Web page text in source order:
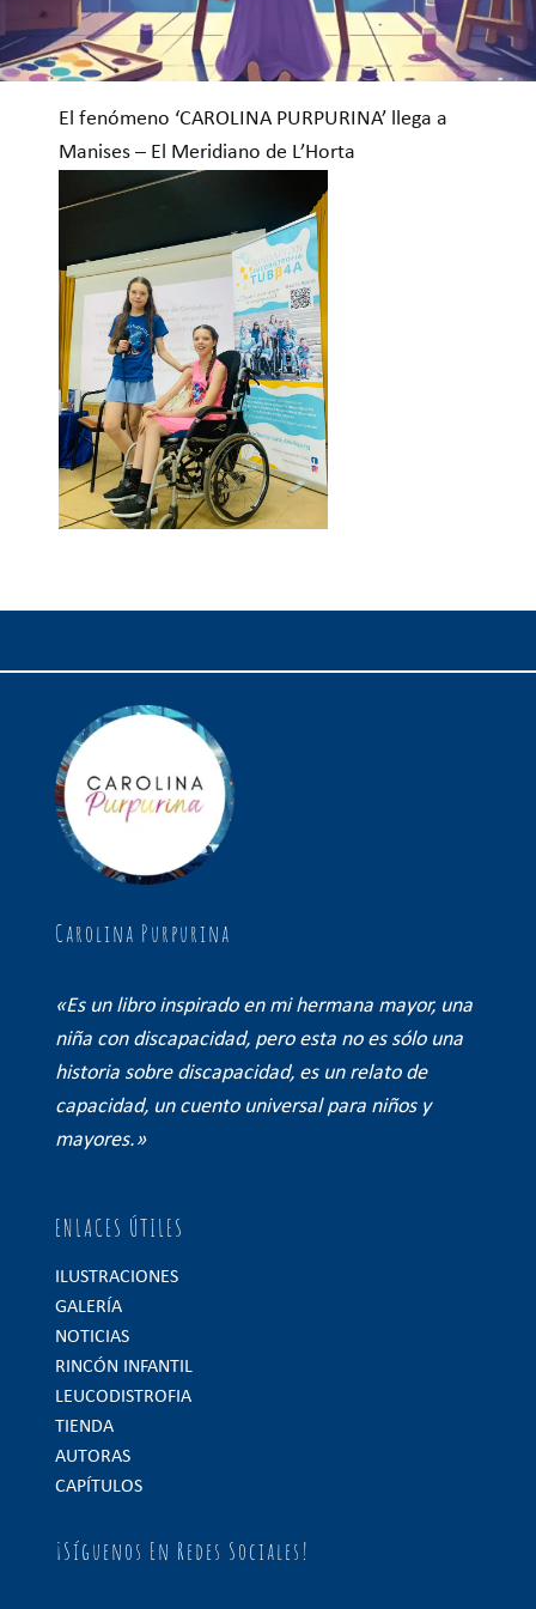
TIENDA
AUTORAS
CAPÍTULOS
El fenómeno ‘CAROLINA PURPURINA’ llega a
Manises – El Meridiano de L’Horta
Carolina Purpurina
«Es un libro inspirado en mi hermana mayor, una
niña con discapacidad, pero esta no es sólo una
historia sobre discapacidad, es un relato de
capacidad, un cuento universal para niños y
mayores.»
ENLACES ÚTILES
ILUSTRACIONES
GALERÍA
NOTICIAS
RINCÓN INFANTIL
LEUCODISTROFIA
TIENDA
AUTORAS
CAPÍTULOS
¡Síguenos En Redes Sociales!